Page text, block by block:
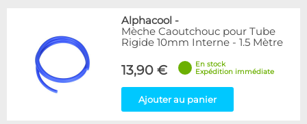
Alphacool -
Mèche Caoutchouc pour Tube
Rigide 10mm Interne - 1.5 Mètre
13,90 €
En stock
Expédition immédiate
Ajouter au panier